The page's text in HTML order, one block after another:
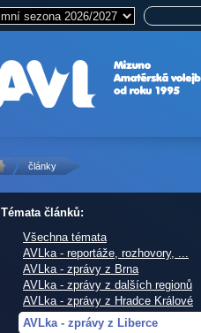
články
Témata článků:
Všechna témata
AVLka - reportáže, rozhovory, ...
AVLka - zprávy z Brna
AVLka - zprávy z dalších regionů
AVLka - zprávy z Hradce Králové
AVLka - zprávy z Liberce